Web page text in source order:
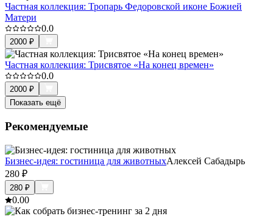
Частная коллекция: Тропарь Федоровской иконе Божией
Матери
0.0
2000 ₽
Частная коллекция: Трисвятое «На конец времен»
0.0
2000 ₽
Показать ещё
Рекомендуемые
Бизнес-идея: гостиница для животныхАлексей Сабадырь
280 ₽
280 ₽
0.00